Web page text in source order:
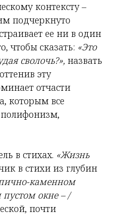
контексту –
подчеркнуто
ее ни в один
чтобы сказать: «Это
сволочь?», назвать
эту
отчасти
которым все
полифонизм,
в стихах. «Жизнь
в стихи из глубин
каменном
окне – /
почти